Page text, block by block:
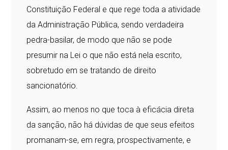
Constituição Federal e que rege toda a atividade
da Administração Pública, sendo verdadeira
pedra-basilar, de modo que não se pode
presumir na Lei o que não está nela escrito,
sobretudo em se tratando de direito
sancionatório.
Assim, ao menos no que toca à eficácia direta
da sanção, não há dúvidas de que seus efeitos
promanam-se, em regra, prospectivamente, e